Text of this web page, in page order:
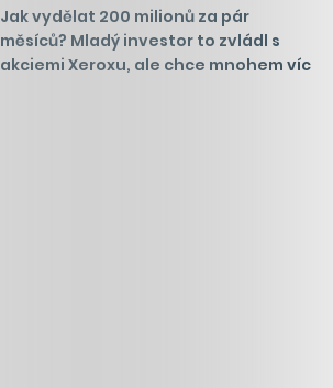
Jak vydělat 200 milionů za pár
měsíců? Mladý investor to zvládl s
akciemi Xeroxu, ale chce mnohem víc